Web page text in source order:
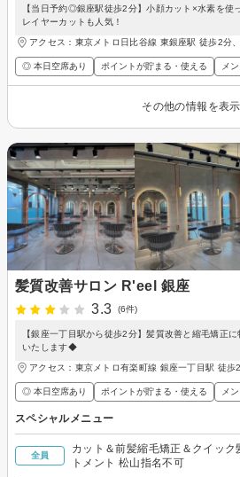
【当日予約◎銀座駅徒歩2分】小顔カット×水素を使
レイヤーカットも人気！
アクセス：東京メトロ日比谷線 東銀座駅 徒歩2分
◎ 本日空席あり ポイントが貯まる・使える メ
その他の情報を表示
髪質改善サロン R'eel 銀座
3.3
(6件)
【銀座一丁目駅から徒歩2分】髪質改善と縮毛矯正
いたします◆
アクセス：東京メトロ有楽町線 銀座一丁目駅 徒歩
◎ 本日空席あり ポイントが貯まる・使える メ
スペシャルメニュー
全員
カット＆前髪縮毛矯正＆クイック
トメント 松山指名不可